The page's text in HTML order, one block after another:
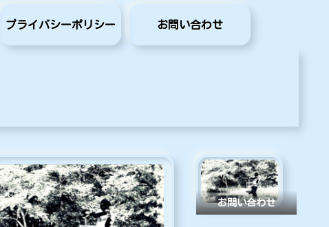
プライバシーポリシー お問い合わせ
お問い合わせ